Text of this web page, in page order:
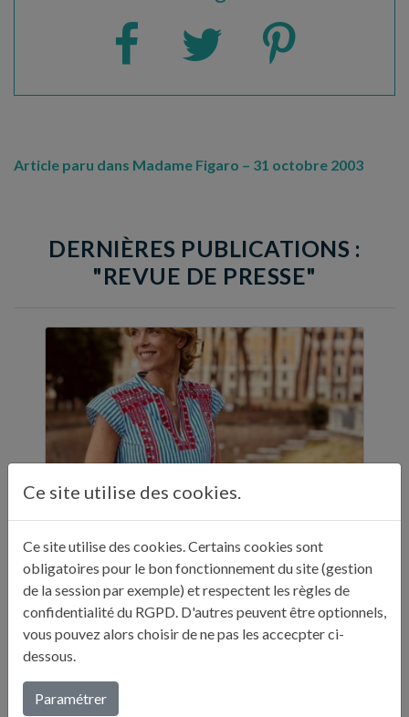
Article paru dans Madame Figaro – 31 octobre 2003
DERNIÈRES PUBLICATIONS :
"REVUE DE PRESSE"
ELLE A TABLE - 11 ADRESSES GASTRONOMIQUES RECOMMANDÉES PAR JULIE ANDRIEU - NOVEMBRE 2024
"Sur ses réseaux, Julie Andrieu nous emmène
en Italie pendant cinq semaines à la
découverte de différentes villes. Entre
adresses culturelles, musées, ...
Ce site utilise des cookies.
Ce site utilise des cookies. Certains cookies sont
obligatoires pour le bon fonctionnement du site (gestion
de la session par exemple) et respectent les règles de
confidentialité du RGPD. D'autres peuvent être optionnels,
vous pouvez alors choisir de ne pas les accecpter ci-
dessous.
Paramétrer